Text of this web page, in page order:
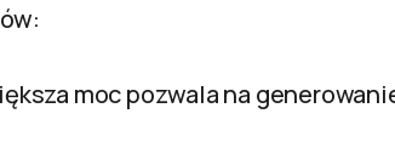
moc pozwala na